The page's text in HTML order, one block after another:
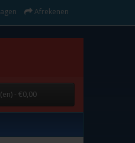
Afrekenen
- €0,00